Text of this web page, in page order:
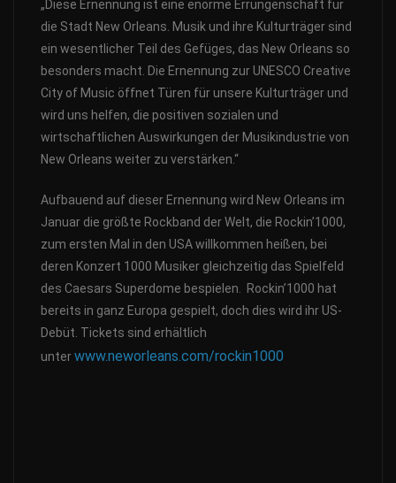
„Diese Ernennung ist eine enorme Errungenschaft für
die Stadt New Orleans. Musik und ihre Kulturträger sind
ein wesentlicher Teil des Gefüges, das New Orleans so
besonders macht. Die Ernennung zur UNESCO Creative
City of Music öffnet Türen für unsere Kulturträger und
wird uns helfen, die positiven sozialen und
wirtschaftlichen Auswirkungen der Musikindustrie von
New Orleans weiter zu verstärken.“
Aufbauend auf dieser Ernennung wird New Orleans im
Januar die größte Rockband der Welt, die Rockin’1000,
zum ersten Mal in den USA willkommen heißen, bei
deren Konzert 1000 Musiker gleichzeitig das Spielfeld
des Caesars Superdome bespielen. Rockin’1000 hat
bereits in ganz Europa gespielt, doch dies wird ihr US-
Debüt. Tickets sind erhältlich
unterwww.neworleans.com/rockin1000